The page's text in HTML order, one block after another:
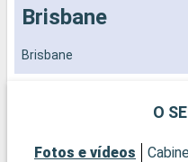
Brisbane
Brisbane
O
Fotos e vídeos